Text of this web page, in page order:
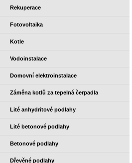
Rekuperace
Fotovoltaika
Kotle
Vodoinstalace
Domovní elektroinstalace
Záměna kotlů za tepelná čerpadla
Lité anhydritové podlahy
Lité betonové podlahy
Betonové podlahy
Dřevěné podlahy